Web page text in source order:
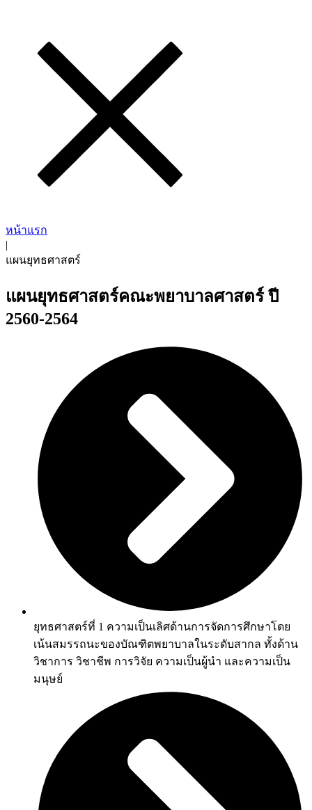
หน้าแรก
|
แผนยุทธศาสตร์
แผนยุทธศาสตร์คณะพยาบาลศาสตร์ ปี
2560-2564
ยุทธศาสตร์ที่ 1 ความเป็นเลิศด้านการจัดการศึกษาโดย
เน้นสมรรถนะของบัณฑิตพยาบาลในระดับสากล ทั้งด้าน
วิชาการ วิชาชีพ การวิจัย ความเป็นผู้นำ และความเป็น
มนุษย์